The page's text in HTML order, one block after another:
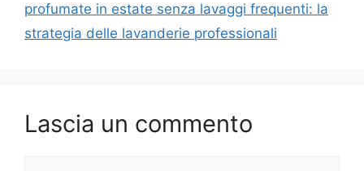
profumate in estate senza lavaggi frequenti: la
strategia delle lavanderie professionali
Lascia un commento